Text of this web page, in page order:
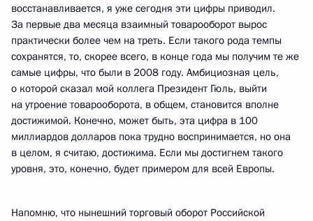
восстанавливается, я уже сегодня эти цифры приводил.
За первые два месяца взаимный товарооборот вырос
практически более чем на треть. Если такого рода темпы
сохранятся, то, скорее всего, в конце года мы получим те же
самые цифры, что были в 2008 году. Амбициозная цель,
о которой сказал мой коллега Президент Гюль, выйти
на утроение товарооборота, в общем, становится вполне
достижимой. Конечно, может быть, эта цифра в 100
миллиардов долларов пока трудно воспринимается, но она
в целом, я считаю, достижима. Если мы достигнем такого
уровня, это, конечно, будет примером для всей Европы.
Напомню, что нынешний торговый оборот Российской